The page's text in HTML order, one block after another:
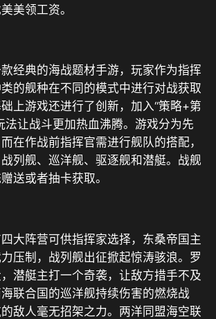
美领工资。
经典的海战题材手游，玩家作为指挥
的舰种在不同的模式中进行对战获取
上游戏还进行了创新，加入“策略+第
法让战斗更加热血沸腾。游戏分为先
在作战前指挥官需进行舰队的搭配，
列舰、巡洋舰、驱逐舰和潜艇。战舰
送或者抽卡获取。
大阵营可供指挥家选择，东桑帝国主
压制，战列舰出征掀起惊涛骇浪。罗
潜艇主打一个奇袭，让敌方措手不及
联合国的巡洋舰持续伤害的燃烧战
敌人毫无招架之力。两洋同盟海空联